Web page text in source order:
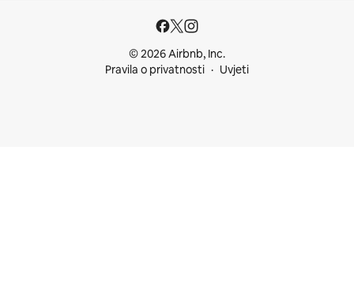
© 2026 Airbnb, Inc.
Pravila o privatnosti
Uvjeti